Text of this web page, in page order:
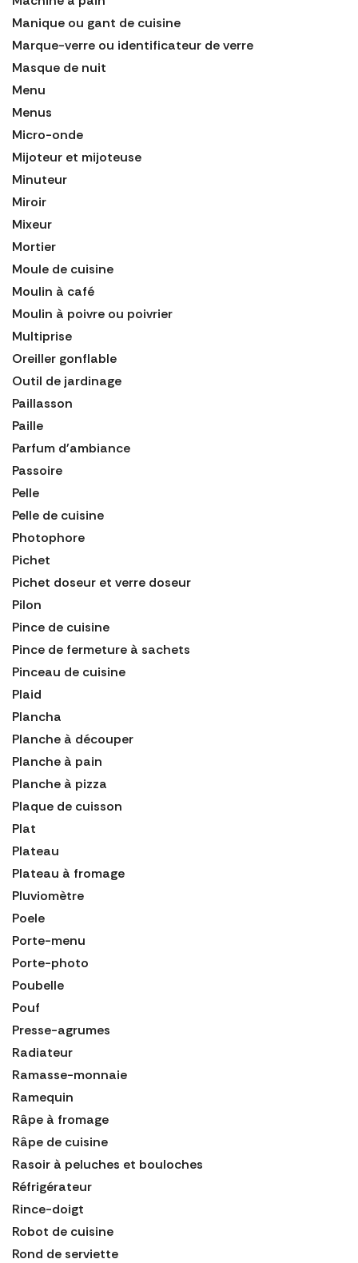
Manique ou gant de cuisine
Marque-verre ou identificateur de verre
Masque de nuit
Menu
Menus
Micro-onde
Mijoteur et mijoteuse
Minuteur
Miroir
Mixeur
Mortier
Moule de cuisine
Moulin à café
Moulin à poivre ou poivrier
Multiprise
Oreiller gonflable
Outil de jardinage
Paillasson
Paille
Parfum d'ambiance
Passoire
Pelle
Pelle de cuisine
Photophore
Pichet
Pichet doseur et verre doseur
Pilon
Pince de cuisine
Pince de fermeture à sachets
Pinceau de cuisine
Plaid
Plancha
Planche à découper
Planche à pain
Planche à pizza
Plaque de cuisson
Plat
Plateau
Plateau à fromage
Pluviomètre
Poele
Porte-menu
Porte-photo
Poubelle
Pouf
Presse-agrumes
Radiateur
Ramasse-monnaie
Ramequin
Râpe à fromage
Râpe de cuisine
Rasoir à peluches et bouloches
Réfrigérateur
Rince-doigt
Robot de cuisine
Rond de serviette